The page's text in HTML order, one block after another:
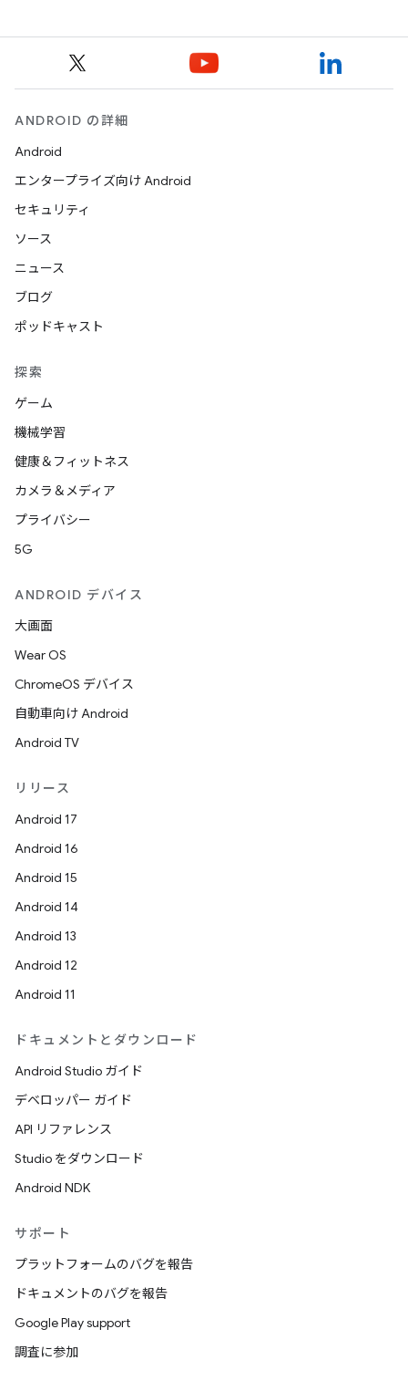
ANDROID の詳細
Android
エンタープライズ向け Android
セキュリティ
ソース
ニュース
ブログ
ポッドキャスト
探索
ゲーム
機械学習
健康＆フィットネス
カメラ＆メディア
プライバシー
5G
ANDROID デバイス
大画面
Wear OS
ChromeOS デバイス
自動車向け Android
Android TV
リリース
Android 17
Android 16
Android 15
Android 14
Android 13
Android 12
Android 11
ドキュメントとダウンロード
Android Studio ガイド
デベロッパー ガイド
API リファレンス
Studio をダウンロード
Android NDK
サポート
プラットフォームのバグを報告
ドキュメントのバグを報告
Google Play support
調査に参加